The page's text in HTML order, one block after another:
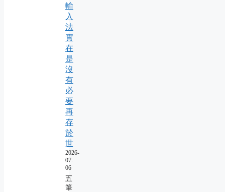
輸
入
法
實
在
是
沒
有
必
要
再
存
於
世
2026-
07-
06
五
筆